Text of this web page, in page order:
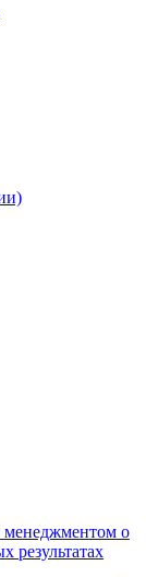
менеджментом о
результатах